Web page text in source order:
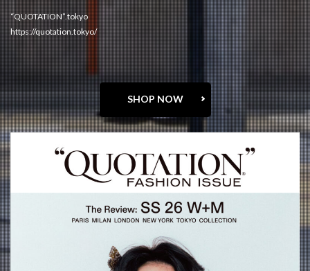
“QUOTATION”.tokyo
https://quotation.tokyo/
SHOP NOW